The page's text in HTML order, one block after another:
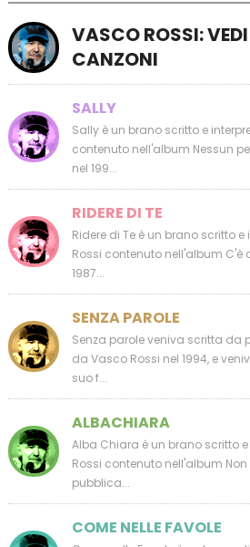
VASCO ROSSI: VEDI
CANZONI
SALLY
Sally è un brano scritto e
contenuto nell'album Nessun
nel 199...
RIDERE DI TE
Ridere di Te è un brano scritto
Rossi contenuto nell'album
1987...
SENZA PAROLE
Senza parole veniva scritta
da Vasco Rossi nel 1994, e
suo f...
ALBACHIARA
Alba Chiara è un brano scritto
Rossi contenuto nell'album
pubblica...
COME NELLE FAVOLE